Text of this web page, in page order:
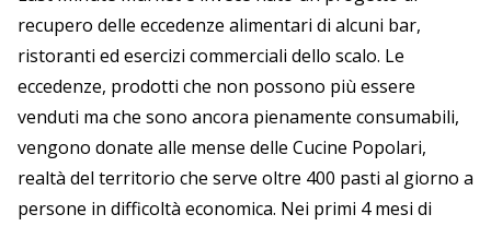
recupero delle eccedenze alimentari di alcuni bar,
ristoranti ed esercizi commerciali dello scalo. Le
eccedenze, prodotti che non possono più essere
venduti ma che sono ancora pienamente consumabili,
vengono donate alle mense delle Cucine Popolari,
realtà del territorio che serve oltre 400 pasti al giorno a
persone in difficoltà economica. Nei primi 4 mesi di